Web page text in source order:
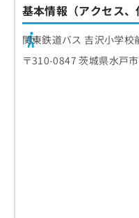
基本情報（アクセス、
関東鉄道バス 吉沢小学校
〒310-0847 茨城県水戸